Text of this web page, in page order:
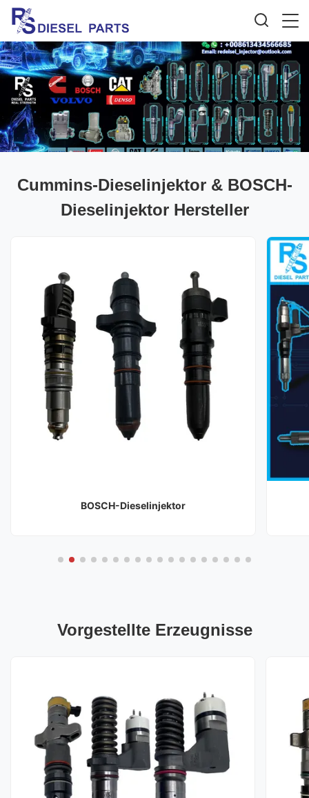
Cummins-Dieselinjektor & BOSCH-
Dieselinjektor Hersteller
BOSCH-Dieselinjektor
Vorgestellte Erzeugnisse